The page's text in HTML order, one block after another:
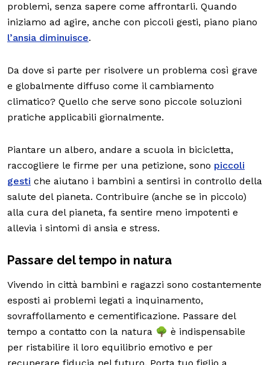
problemi, senza sapere come affrontarli. Quando
iniziamo ad agire, anche con piccoli gesti, piano piano
l’ansia diminuisce.
Da dove si parte per risolvere un problema così grave
e globalmente diffuso come il cambiamento
climatico? Quello che serve sono piccole soluzioni
pratiche applicabili giornalmente.
Piantare un albero, andare a scuola in bicicletta,
raccogliere le firme per una petizione, sono piccoli
gesti che aiutano i bambini a sentirsi in controllo della
salute del pianeta. Contribuire (anche se in piccolo)
alla cura del pianeta, fa sentire meno impotenti e
allevia i sintomi di ansia e stress.
Passare del tempo in natura
Vivendo in città bambini e ragazzi sono costantemente
esposti ai problemi legati a inquinamento,
sovraffollamento e cementificazione. Passare del
tempo a contatto con la natura 🌳 è indispensabile
per ristabilire il loro equilibrio emotivo e per